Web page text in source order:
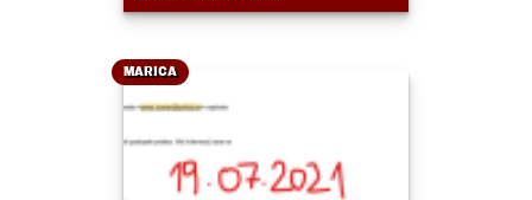
MARICA